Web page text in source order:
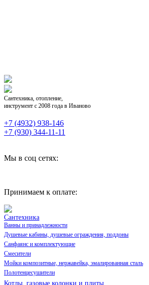
Сантехника, отопление,
инструмент с 2008 года в Иваново
+7 (4932) 938-146
+7 (930) 344-11-11
Мы в соц сетях:
Принимаем к оплате:
Сантехника
Ванны и принадлежности
Душевые кабины, душевые ограждения, поддоны
Санфаянс и комплектующие
Смесители
Мойки композитные, нержавейка, эмалированная сталь
Полотенцесушители
Котлы, газовые колонки и плиты